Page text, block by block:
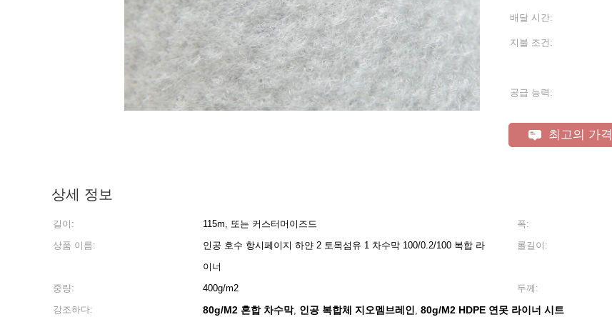
배달 시간:
지불 조건:
공급 능력:
최고의 가격
상세 정보
길이: 115m, 또는 커스터머이즈드 폭:
상품 이름:
인공 호수 항시페이지 하얀 2 토목섬유 1 차수막 100/0.2/100 복합 라
이너
롤길이:
중량: 400g/m2 두께:
강조하다:
80g/M2 혼합 차수막, 인공 복합체 지오멤브레인 , 80g/M2 HDPE 연못 라이너 시트